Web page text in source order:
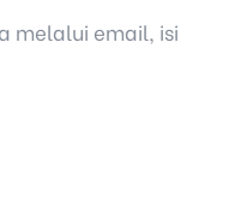
melalui email, isi